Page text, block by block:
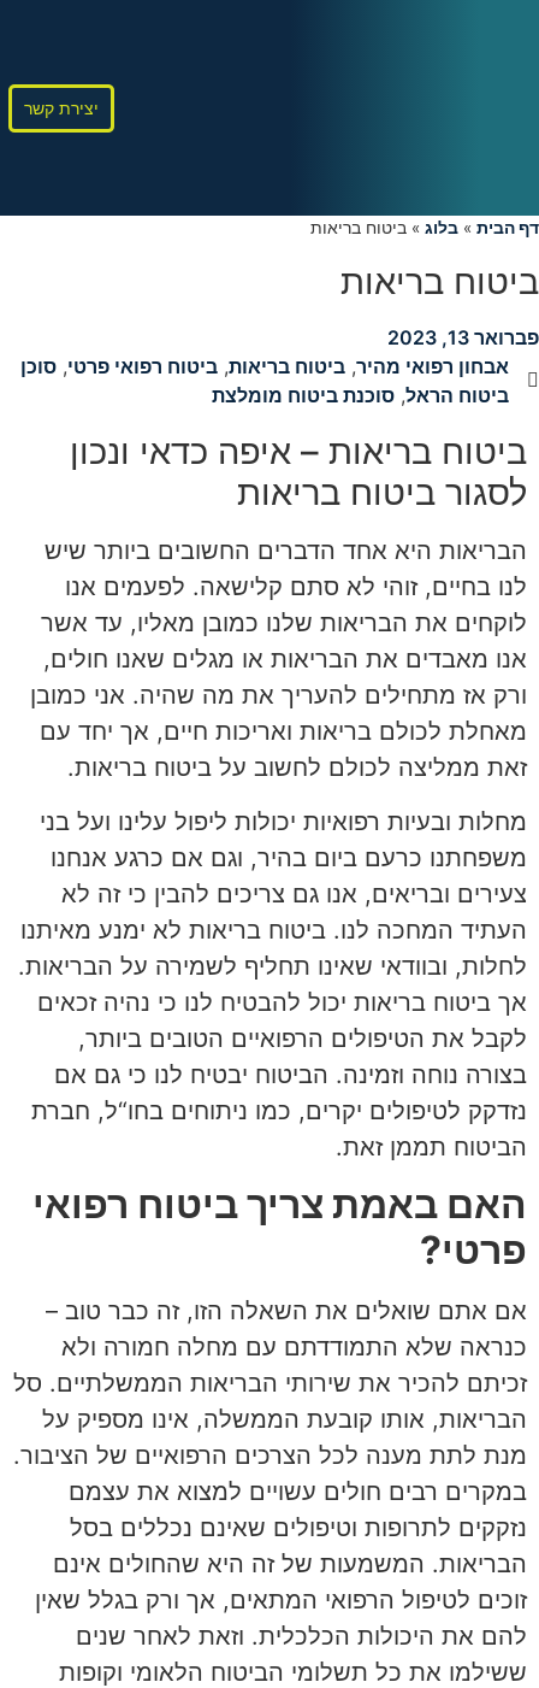
יצירת קשר
דף הבית » בלוג » ביטוח בריאות
ביטוח בריאות
פברואר 13, 2023
אבחון רפואי מהיר, ביטוח בריאות, ביטוח רפואי פרטי, סוכן
ביטוח הראל, סוכנת ביטוח מומלצת
ביטוח בריאות – איפה כדאי ונכון
לסגור ביטוח בריאות
הבריאות היא אחד הדברים החשובים ביותר שיש
לנו בחיים, זוהי לא סתם קלישאה. לפעמים אנו
לוקחים את הבריאות שלנו כמובן מאליו, עד אשר
אנו מאבדים את הבריאות או מגלים שאנו חולים,
ורק אז מתחילים להעריך את מה שהיה. אני כמובן
מאחלת לכולם בריאות ואריכות חיים, אך יחד עם
זאת ממליצה לכולם לחשוב על ביטוח בריאות.
מחלות ובעיות רפואיות יכולות ליפול עלינו ועל בני
משפחתנו כרעם ביום בהיר, וגם אם כרגע אנחנו
צעירים ובריאים, אנו גם צריכים להבין כי זה לא
העתיד המחכה לנו. ביטוח בריאות לא ימנע מאיתנו
לחלות, ובוודאי שאינו תחליף לשמירה על הבריאות.
אך ביטוח בריאות יכול להבטיח לנו כי נהיה זכאים
לקבל את הטיפולים הרפואיים הטובים ביותר,
בצורה נוחה וזמינה. הביטוח יבטיח לנו כי גם אם
נזדקק לטיפולים יקרים, כמו ניתוחים בחו“ל, חברת
הביטוח תממן זאת.
האם באמת צריך ביטוח רפואי
פרטי?
אם אתם שואלים את השאלה הזו, זה כבר טוב –
כנראה שלא התמודדתם עם מחלה חמורה ולא
זכיתם להכיר את שירותי הבריאות הממשלתיים. סל
הבריאות, אותו קובעת הממשלה, אינו מספיק על
מנת לתת מענה לכל הצרכים הרפואיים של הציבור.
במקרים רבים חולים עשויים למצוא את עצמם
נזקקים לתרופות וטיפולים שאינם נכללים בסל
הבריאות. המשמעות של זה היא שהחולים אינם
זוכים לטיפול הרפואי המתאים, אך ורק בגלל שאין
להם את היכולות הכלכלית. וזאת לאחר שנים
ששילמו את כל תשלומי הביטוח הלאומי וקופות